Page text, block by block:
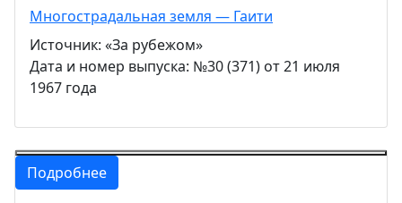
Многострадальная земля — Гаити
Источник: «За рубежом»
Дата и номер выпуска: №30 (371) от 21 июля
1967 года
Подробнее